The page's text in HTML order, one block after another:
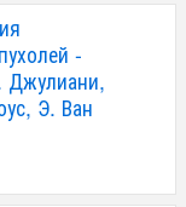
-
Э. Ван